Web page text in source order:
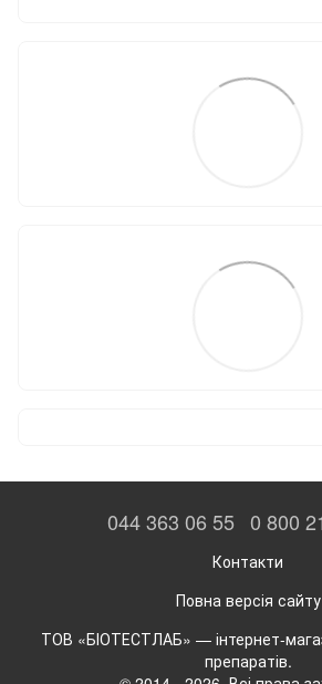
044 363 06 55 0 800
Контакти
Повна версія сайту
ТОВ «БІОТЕСТЛАБ» — інтернет-
препаратів.